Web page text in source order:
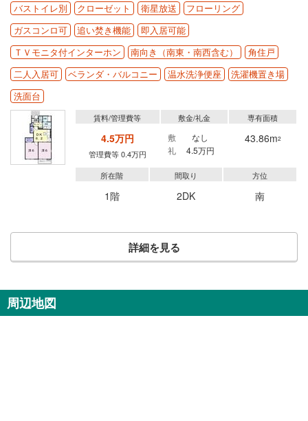
バストイレ別
クローゼット 衛星放送
フローリング
ガスコンロ可
追い焚き機能
即入居可能
ＴＶモニタ付インターホン
南向き（南東・南西含む）
角住戸
二人入居可
ベランダ・バルコニー 温水洗浄便座
洗濯機置き場
洗面台
賃料/管理費等
4.5万円
管理費等 0.4万円
敷金/礼金
敷
なし
礼
4.5万円
専有面積
43.86m2
所在階
1階
間取り
2DK
方位
南
詳細を見る
周辺地図